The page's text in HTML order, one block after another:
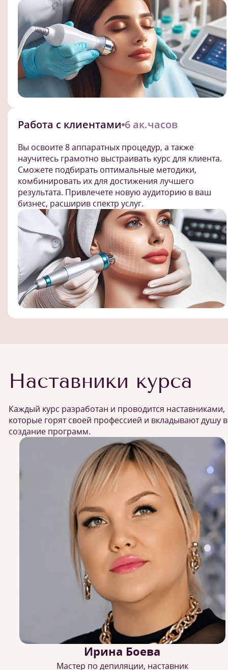
Работа с клиентами 6 ак.часов
Вы освоите 8 аппаратных процедур, а также
научитесь грамотно выстраивать курс для клиента.
Сможете подбирать оптимальные методики,
комбинировать их для достижения лучшего
результата. Привлечете новую аудиторию в ваш
бизнес, расширив спектр услуг.
Наставники курса
Каждый курс разработан и проводится наставниками,
которые горят своей профессией и вкладывают душу в
создание программ.
Ирина Боева
Мастер по депиляции, наставник